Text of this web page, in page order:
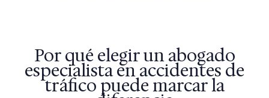
Por qué elegir un abogado
especialista en accidentes de
tráfico puede marcar la